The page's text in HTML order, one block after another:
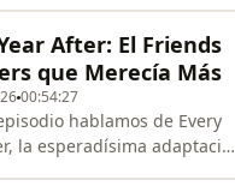
iconic locker room scene,
performance, and that
del año. Analizamos por
funcionó tan bien, cómo
a audiencias dentro
fandom del libro y qué la
de otras adaptaciones
recientes.También
After: El Friends
que Merecía Más
00:54:27
hablamos de Every
la esperadísima adaptación